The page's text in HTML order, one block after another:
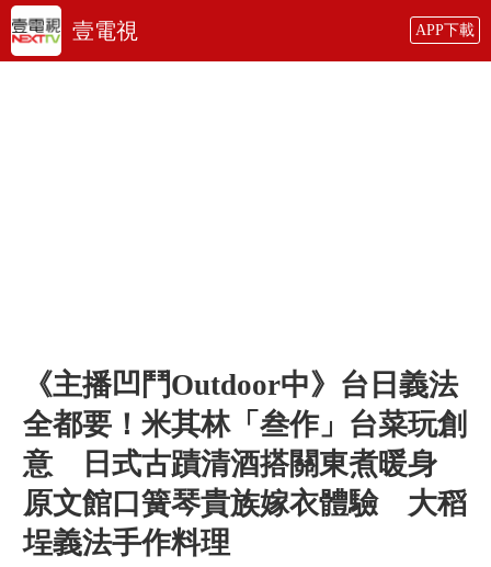
壹電視 APP下載
《主播凹鬥Outdoor中》台日義法
全都要！米其林「叁作」台菜玩創
意 日式古蹟清酒搭關東煮暖身
原文館口簧琴貴族嫁衣體驗 大稻
埕義法手作料理